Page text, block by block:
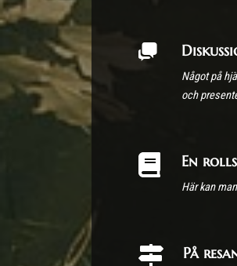
Något på
och
En
Här kan
På